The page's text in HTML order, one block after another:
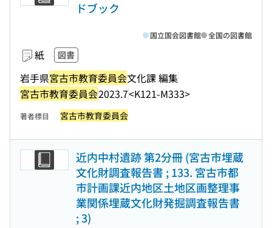
ドブック
紙 図書
岩手県宮古市教育委員会文化課 編集
宮古市教育委員会2023.7<K121-M333>
国立国会図書館 全国の図書館
著者標目 宮古市教育委員会
近内中村遺跡 第2分冊 (宮古市埋蔵
文化財調査報告書 ; 133. 宮古市都
市計画課近内地区土地区画整理事
業関係埋蔵文化財発掘調査報告書
; 3)